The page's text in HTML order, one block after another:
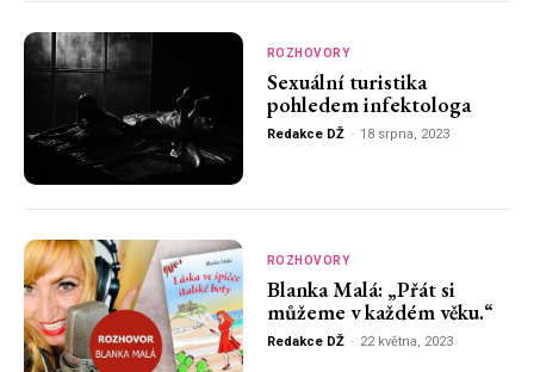
ROZHOVORY
Sexuální turistika
pohledem infektologa
Redakce DŽ - 18 srpna, 2023
ROZHOVORY
Blanka Malá: „Přát si
můžeme v každém věku.“
Redakce DŽ - 22 května, 2023